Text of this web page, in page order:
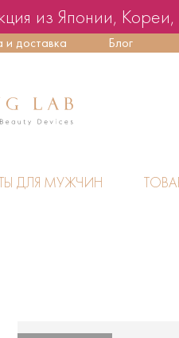
из Японии, Кореи,
и доставка Блог
ДЛЯ МУЖЧИН